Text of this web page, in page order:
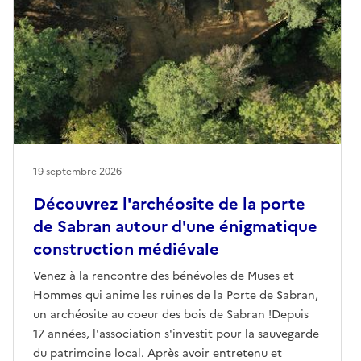
Découvrez l'archéosite de la porte
de Sabran autour d'une énigmatique
construction médiévale
Venez à la rencontre des bénévoles de Muses et
Hommes qui anime les ruines de la Porte de Sabran,
un archéosite au coeur des bois de Sabran !Depuis
17 années, l'association s'investit pour la sauvegarde
du patrimoine local. Après avoir entretenu et
19 septembre 2026